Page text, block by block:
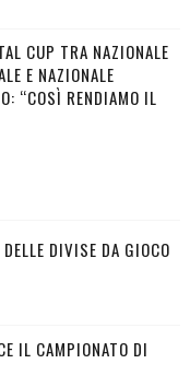
CUP TRA NAZIONALE
E NAZIONALE
“COSÌ RENDIAMO IL
DIVISE DA GIOCO
IL CAMPIONATO DI